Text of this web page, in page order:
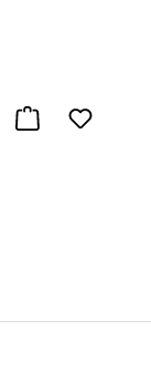
Warenkorb